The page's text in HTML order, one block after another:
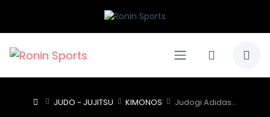
JUDO - JUJITSU KIMONOS Judogi Adidas...